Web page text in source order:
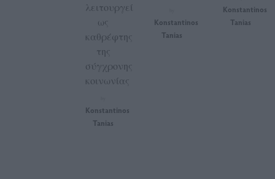
λειτουργεί
ως
καθρέφτης
της
σύγχρονης
κοινωνίας
Konstantinos
Tanias
Konstantinos
Tanias
Konstantinos
Tanias